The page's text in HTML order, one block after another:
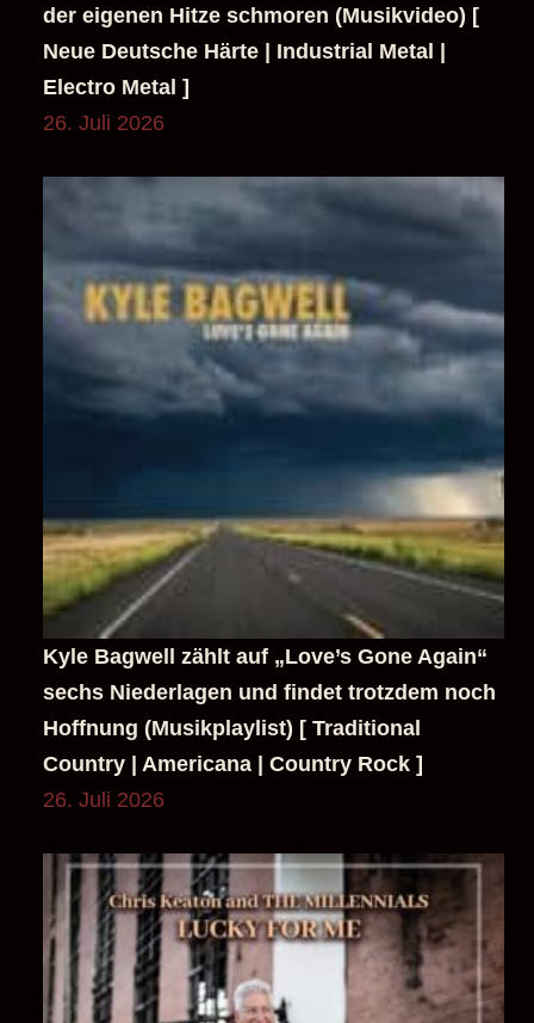
Kyle Bagwell zählt auf „Love’s Gone Again“
sechs Niederlagen und findet trotzdem noch
Hoffnung (Musikplaylist) [ Traditional
Country | Americana | Country Rock ]
26. Juli 2026